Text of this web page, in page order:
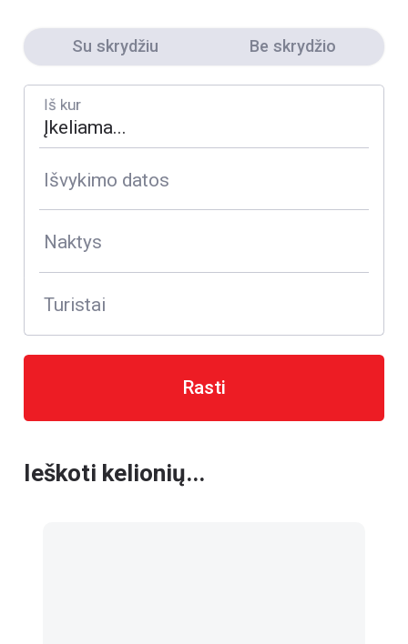
Su skrydžiu Be skrydžio
Iš kur
Išvykimo datos
Naktys
Turistai
Rasti
Ieškoti kelionių...